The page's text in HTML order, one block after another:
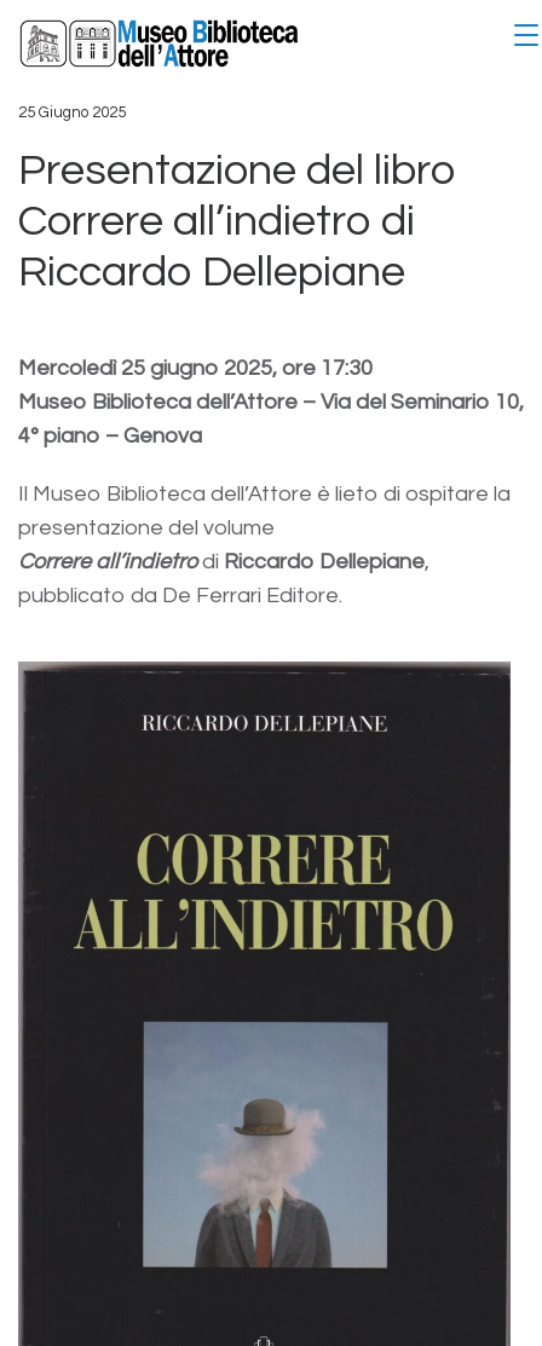
25 Giugno 2025
Presentazione del libro
Correre all’indietro di
Riccardo Dellepiane
Mercoledì 25 giugno 2025, ore 17:30
Museo Biblioteca dell’Attore – Via del Seminario 10,
4° piano – Genova
Il Museo Biblioteca dell’Attore è lieto di ospitare la
presentazione del volume
Correre all’indietrodi Riccardo Dellepiane,
pubblicato da De Ferrari Editore.